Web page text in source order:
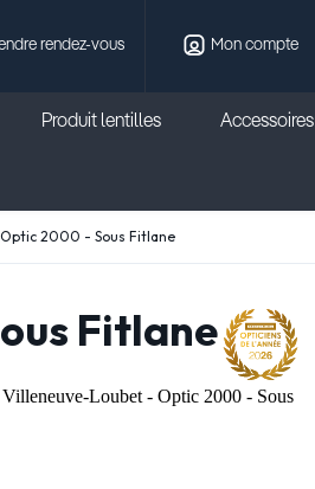
rendez-vous Mon compte
Produit lentilles Accessoires
2000 - Sous Fitlane
Fitlane